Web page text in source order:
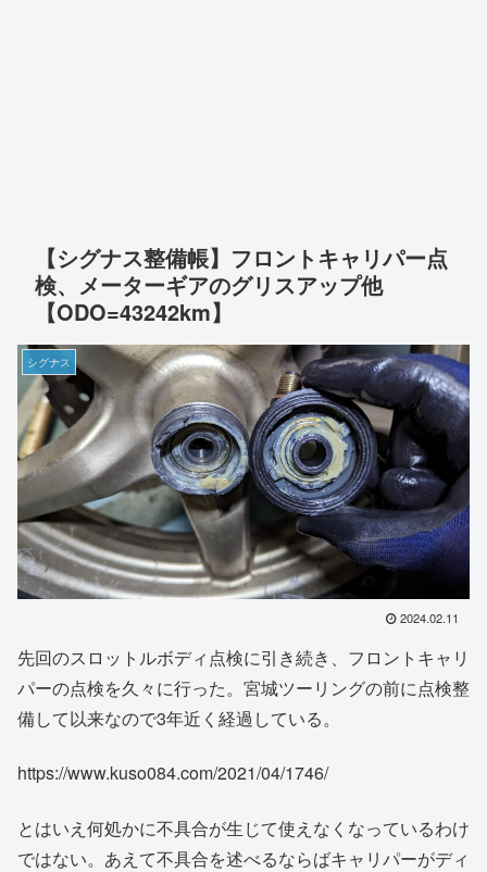
【シグナス整備帳】フロントキャリパー点
検、メーターギアのグリスアップ他
【ODO=43242km】
シグナス
2024.02.11
先回のスロットルボディ点検に引き続き、フロントキャリ
パーの点検を久々に行った。宮城ツーリングの前に点検整
備して以来なので3年近く経過している。
https://www.kuso084.com/2021/04/1746/
とはいえ何処かに不具合が生じて使えなくなっているわけ
ではない。あえて不具合を述べるならばキャリパーがディ